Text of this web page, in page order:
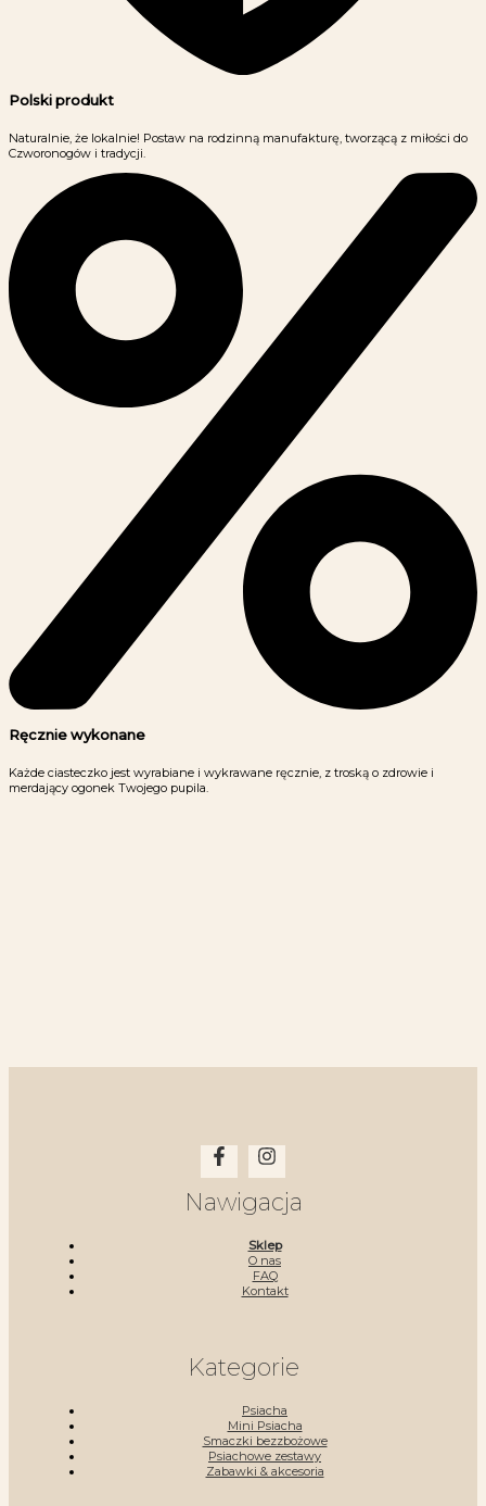
Polski produkt
Naturalnie, że lokalnie! Postaw na rodzinną manufakturę, tworzącą z miłości do
Czworonogów i tradycji.
Ręcznie wykonane
Każde ciasteczko jest wyrabiane i wykrawane ręcznie, z troską o zdrowie i
merdający ogonek Twojego pupila.
Nawigacja
Sklep
O nas
FAQ
Kontakt
Kategorie
Psiacha
Mini Psiacha
Smaczki bezzbożowe
Psiachowe zestawy
Zabawki & akcesoria